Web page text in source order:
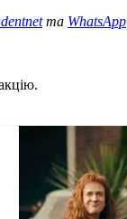
та WhatsApp